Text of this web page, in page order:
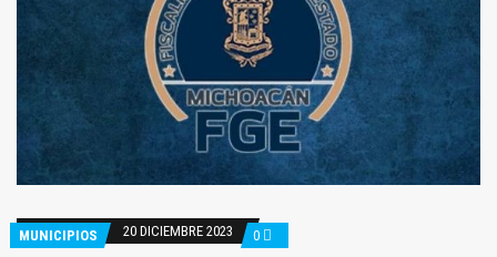
MUNICIPIOS 20 DICIEMBRE 2023 0